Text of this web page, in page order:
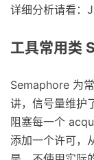
详细分析请看：
工具常用类
Semaphore 为
讲，信号量维护
阻塞每一个
添加一个许可，